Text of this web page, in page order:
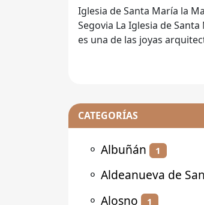
Iglesia de Santa María la
Segovia La Iglesia de Santa María la Mayor
es una de las joyas
CATEGORÍAS
⚬ Albuñán 1
⚬ Aldeanueva de
⚬ Alosno 1